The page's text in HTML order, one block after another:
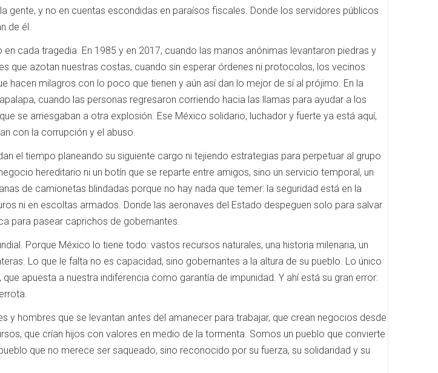
gente, y no en cuentas escondidas en paraísos fiscales. Donde los servidores públicos
de él.
cada tragedia. En 1985 y en 2017, cuando las manos anónimas levantaron piedras y
que azotan nuestras costas, cuando sin esperar órdenes ni protocolos, los vecinos
hacen milagros con lo poco que tienen y aún así dan lo mejor de sí al prójimo. En la
cuando las personas regresaron corriendo hacia las llamas para ayudar a los
se arriesgaban a otra explosión. Ese México solidario, luchador y fuerte ya está aquí,
con la corrupción y el abuso.
el tiempo planeando su siguiente cargo ni tejiendo estrategias para perpetuar al grupo
hereditario ni un botín que se reparte entre amigos, sino un servicio temporal, un
de camionetas blindadas porque no hay nada que temer: la seguridad está en la
ni en escoltas armados. Donde las aeronaves del Estado despeguen solo para salvar
para pasear caprichos de gobernantes.
Porque México lo tiene todo: vastos recursos naturales, una historia milenaria, un
Lo que le falta no es capacidad, sino gobernantes a la altura de su pueblo. Lo único
apuesta a nuestra indiferencia como garantía de impunidad. Y ahí está su gran error:
y hombres que se levantan antes del amanecer para trabajar, que crean negocios desde
que crían hijos con valores en medio de la tormenta. Somos un pueblo que convierte
que no merece ser saqueado, sino reconocido por su fuerza, su solidaridad y su